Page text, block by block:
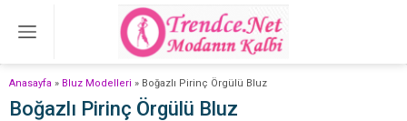
Anasayfa » Bluz Modelleri » Boğazlı Pirinç Örgülü Bluz
Boğazlı Pirinç Örgülü Bluz